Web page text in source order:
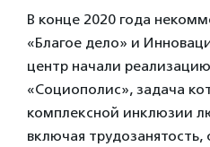
В конце 2020 года
«Благое дело» и
центр начали
«Социополис», задача
комплексной инклюзии
включая трудозанятость,